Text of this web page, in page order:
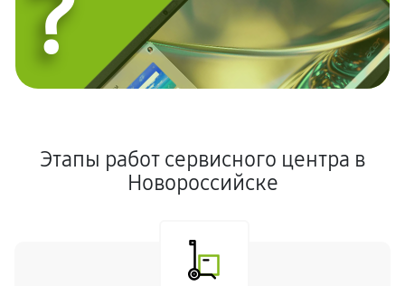
Этапы работ сервисного центра в
Новороссийске